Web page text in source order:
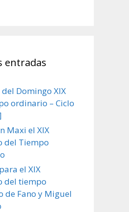
entradas
Domingo XIX
ordinario – Ciclo
Maxi el XIX
del Tiempo
el XIX
del tiempo
de Fano y Miguel